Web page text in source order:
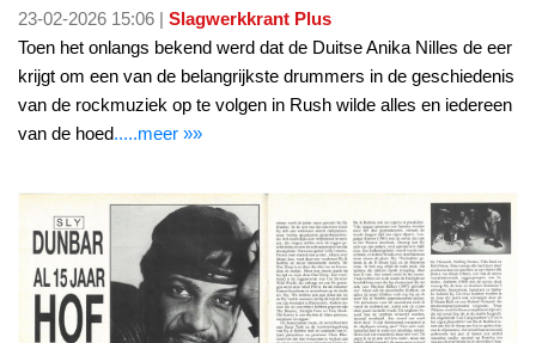
23-02-2026 15:06 | Slagwerkkrant Plus
Toen het onlangs bekend werd dat de Duitse Anika Nilles de eer
krijgt om een van de belangrijkste drummers in de geschiedenis
van de rockmuziek op te volgen in Rush wilde alles en iedereen
van de hoed.....meer »»